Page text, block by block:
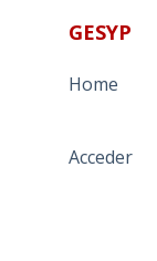
GESYP
Home
Acceder